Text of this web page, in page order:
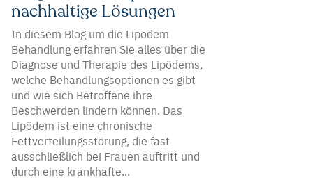
nachhaltige Lösungen
In diesem Blog um die Lipödem
Behandlung erfahren Sie alles über die
Diagnose und Therapie des Lipödems,
welche Behandlungsoptionen es gibt
und wie sich Betroffene ihre
Beschwerden lindern können. Das
Lipödem ist eine chronische
Fettverteilungsstörung, die fast
ausschließlich bei Frauen auftritt und
durch eine krankhafte...